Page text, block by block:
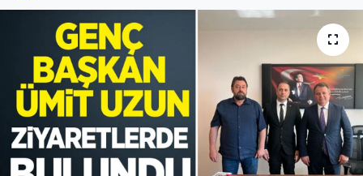
Bartın
Karabük
Spor
Ulusal